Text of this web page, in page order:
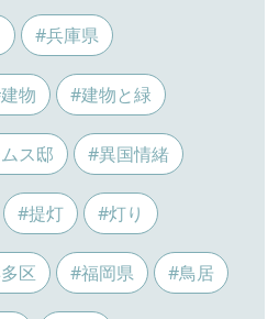
#兵庫県
物 #建物と緑
ス邸 #異国情緒
#提灯 #灯り
区 #福岡県 #鳥居